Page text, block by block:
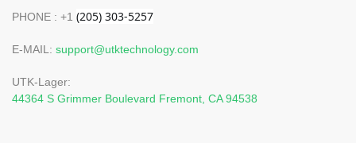
PHONE : +1
E-MAIL: support@utktechnology.com
UTK-Lager:
44364 S Grimmer Boulevard Fremont, CA 94538